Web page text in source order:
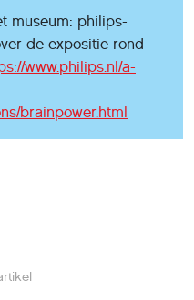
museum: philips-
de expositie rond
www.philips.nl/a-
brainpower.html